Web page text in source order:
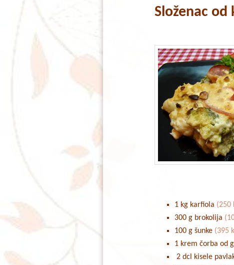
Složenac od
1 kg karfiola (250
300 g brokolija
100 g šunke (395
1 krem čorba od
2 dcl kisele